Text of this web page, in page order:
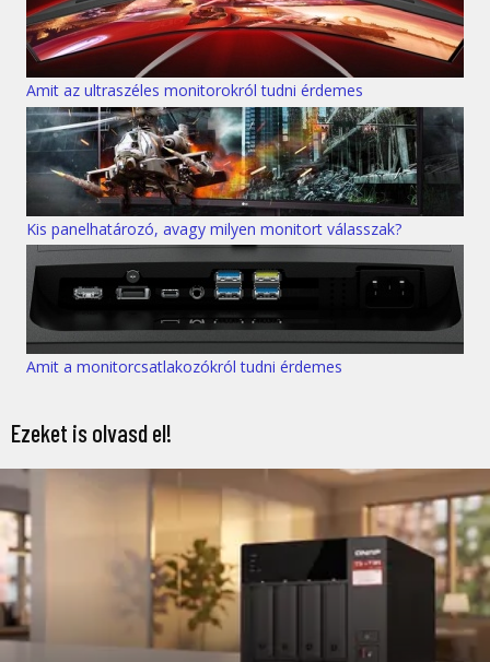
Amit az ultraszéles monitorokról tudni érdemes
Kis panelhatározó, avagy milyen monitort válasszak?
Amit a monitorcsatlakozókról tudni érdemes
Ezeket is olvasd el!